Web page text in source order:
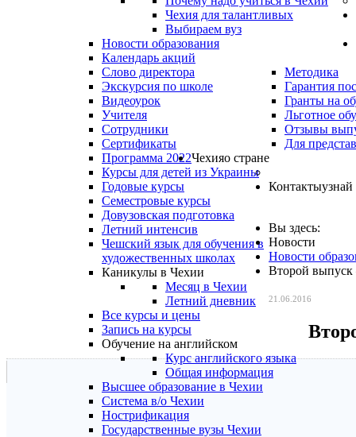
Чехия для талантливых
Выбираем вуз
Новости образования
Календарь акций
Слово директора
Экскурсия по школе
Видеоурок
Учителя
Сотрудники
Сертификаты
Методика
Гарантия
Гранты на
Льготное
Отзывы
Для
Программа 2022
Курсы для детей из Украины
Годовые курсы
Семестровые курсы
Довузовская подготовка
Летний интенсив
Чешский язык для обучения в
художественных школах
Каникулы в Чехии
Месяц в Чехии
Летний дневник
Все курсы и цены
Запись на курсы
Обучение на английском
Курс английского языка
Общая информация
Высшее образование в Чехии
Система в/о Чехии
Нострификация
Государственные вузы Чехии
Чехияо стране
Контакты
Вы здесь:
Новости
Новости
Второй выпуск
21.06.2016